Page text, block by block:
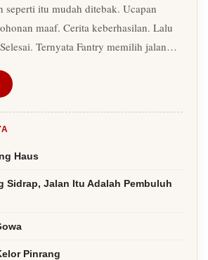
seperti itu mudah ditebak. Ucapan
maaf. Cerita keberhasilan. Lalu
Ternyata Fantry memilih jalan…
Haus
Sidrap, Jalan Itu Adalah Pembuluh
Pinrang